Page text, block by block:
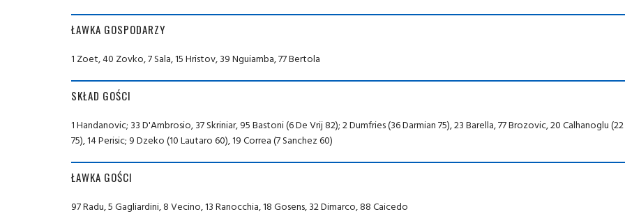
ŁAWKA GOSPODARZY
1 Zoet, 40 Zovko, 7 Sala, 15 Hristov, 39 Nguiamba, 77 Bertola
SKŁAD GOŚCI
1 Handanovic; 33 D'Ambrosio, 37 Skriniar, 95 Bastoni (6 De Vrij 82); 2 Dumfries (36 Darmian 75), 23 Barella, 77 Brozovic, 20 Calhanoglu
75), 14 Perisic; 9 Dzeko (10 Lautaro 60), 19 Correa (7 Sanchez 60)
ŁAWKA GOŚCI
97 Radu, 5 Gagliardini, 8 Vecino, 13 Ranocchia, 18 Gosens, 32 Dimarco, 88 Caicedo